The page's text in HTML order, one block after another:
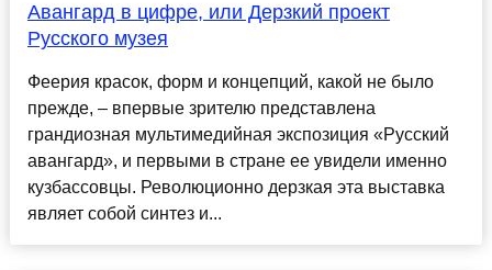
Авангард в цифре, или Дерзкий проект
Русского музея
Феерия красок, форм и концепций, какой не было
прежде, – впервые зрителю представлена
грандиозная мультимедийная экспозиция «Русский
авангард», и первыми в стране ее увидели именно
кузбассовцы. Революционно дерзкая эта выставка
являет собой синтез и...